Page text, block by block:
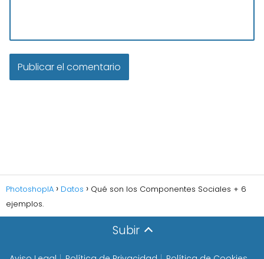
PhotoshopIA Datos
Qué son los Componentes Sociales + 6
ejemplos.
Subir